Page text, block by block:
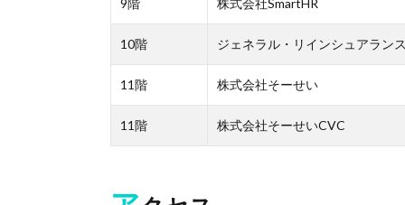
9階 株式会社SmartHR
10階 ジェネラル・リインシュアラン
11階 株式会社そーせい
11階 株式会社そーせいCVC